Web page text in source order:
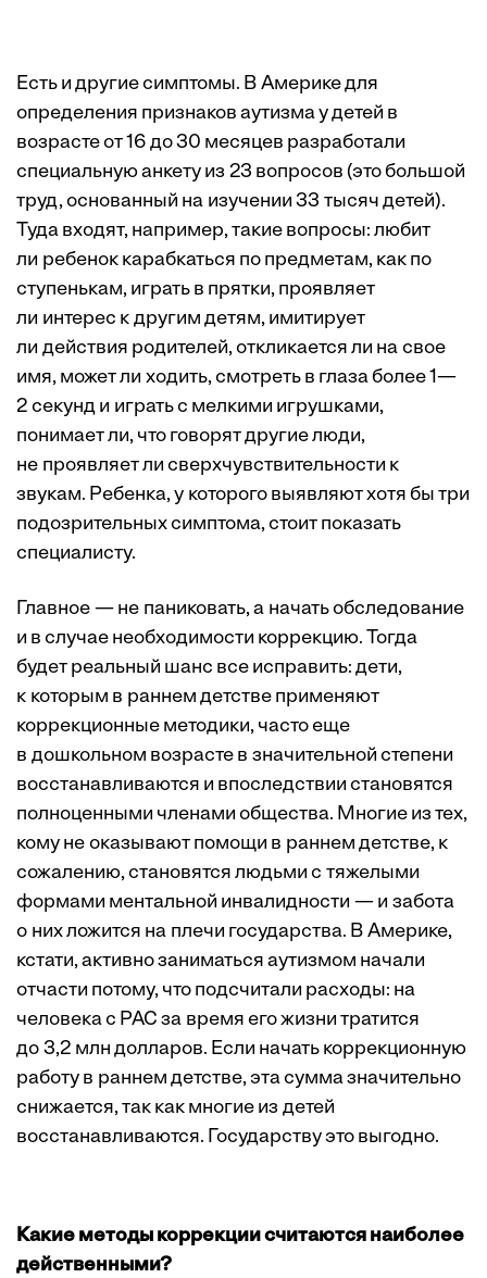
Есть и другие симптомы. В Америке для
определения признаков аутизма у детей в
возрасте от 16 до 30 месяцев разработали
специальную анкету из 23 вопросов (это большой
труд, основанный на изучении 33 ­тысяч детей).
Туда входят, например, такие вопросы: любит
ли ребенок карабкаться по предметам, как по
ступенькам, играть в прятки, проявляет
ли интерес к другим детям, имитирует
ли действия родителей, ­откликается ли на свое
имя, может ли ходить, смотреть в глаза более 1—
2 секунд и играть с мелкими игрушками,
понимает ли, что говорят другие люди,
не проявляет ли сверхчувствительности к
звукам. Ребенка, у которого выявляют хотя бы три
подозрительных симптома, стоит показать
специалисту.
Главное — не паниковать, а начать обследование
и в случае ­необходимости коррекцию. Тогда
будет реальный шанс все исправить: дети,
к которым в раннем детстве применяют
коррекционные методики, часто еще
в дошкольном возрасте в значительной степени
восстанавливаются и впоследствии становятся
полноценными членами общества. Многие из тех,
кому не оказывают помощи в раннем детстве, к
сожалению, становятся людьми с тяжелыми
формами ментальной инвалидности — и забота
о них ложится на плечи государства. В Америке,
кстати, активно заниматься аутизмом начали
отчасти потому, что подсчитали расходы: на
человека с РАС за время его жизни тратится
до 3,2 млн долларов. Если начать коррекционную
работу в раннем детстве, эта сумма значительно
снижается, так как многие из детей
восстанавливаются. Государству это выгодно.
Какие методы коррекции считаются наиболее
действенными?